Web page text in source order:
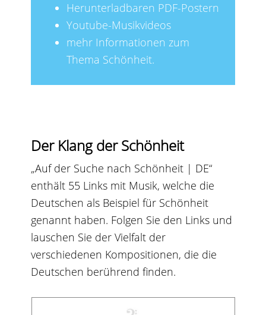
Herunterladbaren PDF-Postern
Youtube-Musikvideos
mehr Informationen zum
Thema Schönheit.
Der Klang der Schönheit
„Auf der Suche nach Schönheit | DE“
enthält 55 Links mit Musik, welche die
Deutschen als Beispiel für Schönheit
genannt haben. Folgen Sie den Links und
lauschen Sie der Vielfalt der
verschiedenen Kompositionen, die die
Deutschen berührend finden.